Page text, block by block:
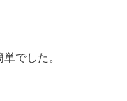
でした。